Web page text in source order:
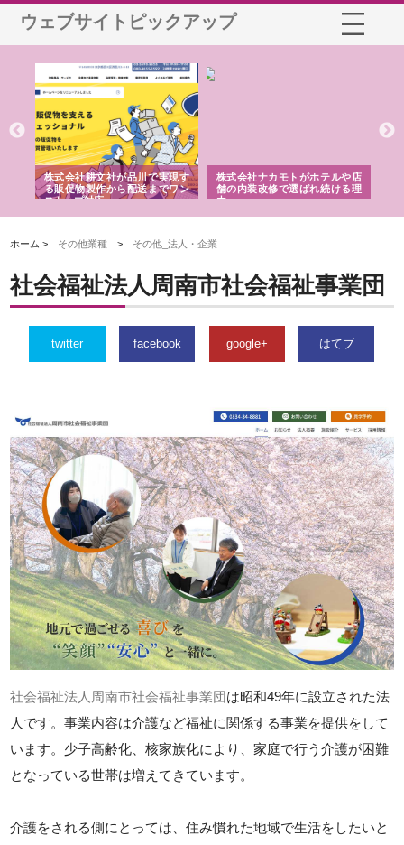
ウェブサイトピックアップ
株式会社耕文社が品川で実現す
る販促物製作から配送までワン
ストップ対応
株式会社ナカモトがホテルや店
舗の内装改修で選ばれ続ける理
由
ホーム > その他業種 > その他_法人・企業
社会福祉法人周南市社会福祉事業団
twitter facebook google+ はてブ
社会福祉法人周南市社会福祉事業団 は昭和49年に設立された法
人です。事業内容は介護など福祉に関係する事業を提供をして
います。少子高齢化、核家族化により、家庭で行う介護が困難
となっている世帯は増えてきています。
介護をされる側にとっては、住み慣れた地域で生活をしたいと